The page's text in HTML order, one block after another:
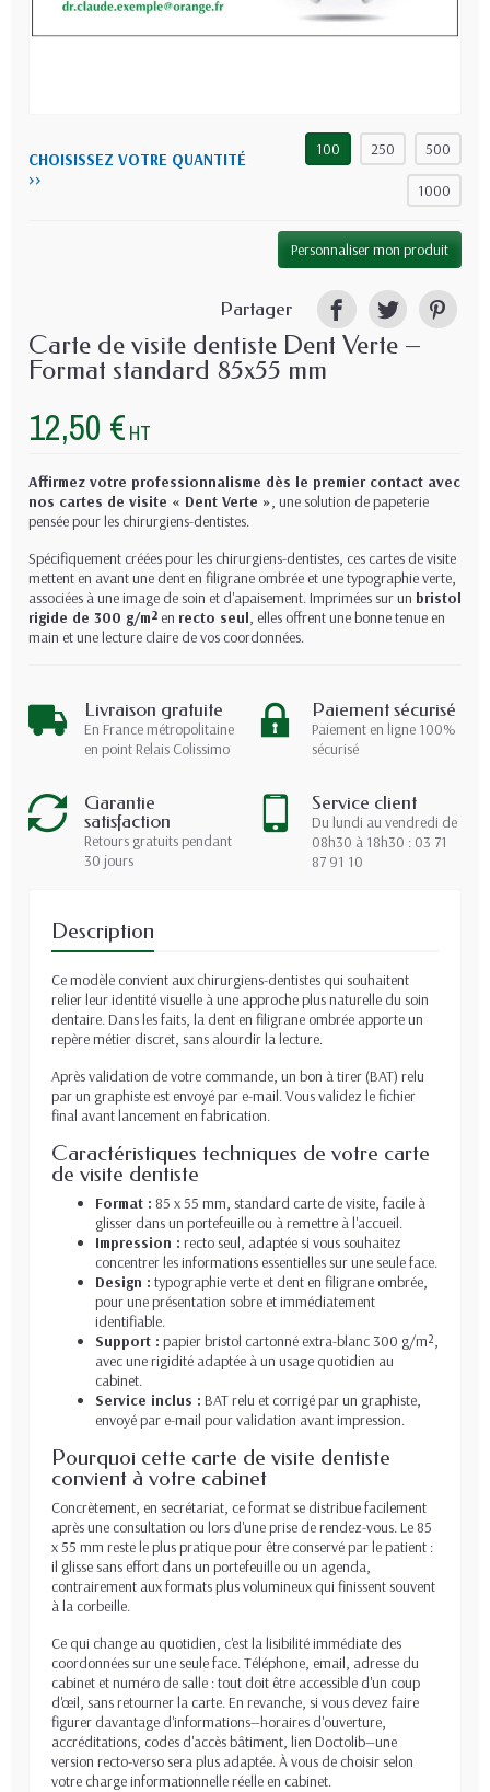
CHOISISSEZ VOTRE QUANTITÉ
>>
100 250 500
1000
Personnaliser mon produit
Partager
Carte de visite dentiste Dent Verte –
Format standard 85x55 mm
12,50 € HT
Affirmez votre professionnalisme dès le premier contact avec
nos cartes de visite « Dent Verte », une solution de papeterie
pensée pour les chirurgiens-dentistes.
Spécifiquement créées pour les chirurgiens-dentistes, ces cartes de visite
mettent en avant une dent en filigrane ombrée et une typographie verte,
associées à une image de soin et d'apaisement. Imprimées sur un bristol
rigide de 300 g/m² en recto seul, elles offrent une bonne tenue en
main et une lecture claire de vos coordonnées.
Livraison gratuite
En France métropolitaine
en point Relais Colissimo
Paiement sécurisé
Paiement en ligne 100%
sécurisé
Garantie
satisfaction
Retours gratuits pendant
30 jours
Service client
Du lundi au vendredi de
08h30 à 18h30 : 03 71
87 91 10
Description
Ce modèle convient aux chirurgiens-dentistes qui souhaitent
relier leur identité visuelle à une approche plus naturelle du soin
dentaire. Dans les faits, la dent en filigrane ombrée apporte un
repère métier discret, sans alourdir la lecture.
Après validation de votre commande, un bon à tirer (BAT) relu
par un graphiste est envoyé par e-mail. Vous validez le fichier
final avant lancement en fabrication.
Caractéristiques techniques de votre carte
de visite dentiste
Format : 85 x 55 mm, standard carte de visite, facile à
glisser dans un portefeuille ou à remettre à l'accueil.
Impression : recto seul, adaptée si vous souhaitez
concentrer les informations essentielles sur une seule face.
Design : typographie verte et dent en filigrane ombrée,
pour une présentation sobre et immédiatement
identifiable.
Support : papier bristol cartonné extra-blanc 300 g/m²,
avec une rigidité adaptée à un usage quotidien au
cabinet.
Service inclus : BAT relu et corrigé par un graphiste,
envoyé par e-mail pour validation avant impression.
Pourquoi cette carte de visite dentiste
convient à votre cabinet
Concrètement, en secrétariat, ce format se distribue facilement
après une consultation ou lors d'une prise de rendez-vous. Le 85
x 55 mm reste le plus pratique pour être conservé par le patient :
il glisse sans effort dans un portefeuille ou un agenda,
contrairement aux formats plus volumineux qui finissent souvent
à la corbeille.
Ce qui change au quotidien, c'est la lisibilité immédiate des
coordonnées sur une seule face. Téléphone, email, adresse du
cabinet et numéro de salle : tout doit être accessible d'un coup
d'œil, sans retourner la carte. En revanche, si vous devez faire
figurer davantage d'informations—horaires d'ouverture,
accréditations, codes d'accès bâtiment, lien Doctolib—une
version recto-verso sera plus adaptée. À vous de choisir selon
votre charge informationnelle réelle en cabinet.